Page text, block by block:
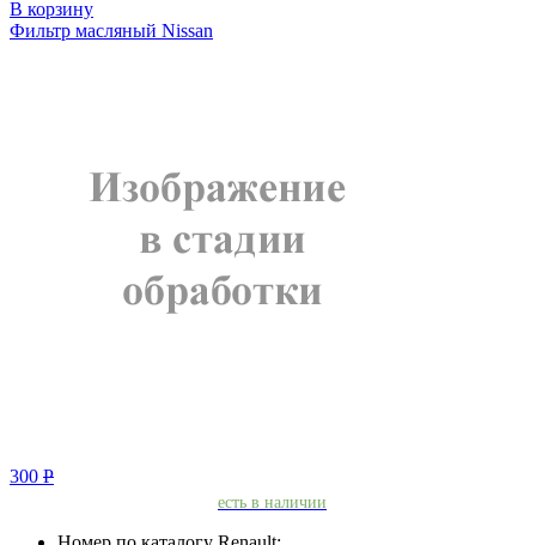
В корзину
Фильтр масляный Nissan
300 Р
есть в наличии